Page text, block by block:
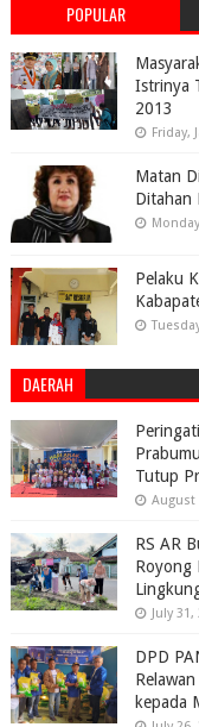
POPULAR
Istrinya
2013
Friday,
Matan
Ditahan
Pelaku
DAERAH
Tutup
August
RS AR
Royong
July 31,
DPD
kepada